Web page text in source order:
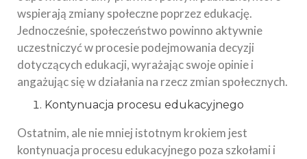
wspierają zmiany społeczne poprzez edukację.
Jednocześnie, społeczeństwo powinno aktywnie
uczestniczyć w procesie podejmowania decyzji
dotyczących edukacji, wyrażając swoje opinie i
angażując się w działania na rzecz zmian społecznych.
Kontynuacja procesu edukacyjnego
Ostatnim, ale nie mniej istotnym krokiem jest
kontynuacja procesu edukacyjnego poza szkołami i